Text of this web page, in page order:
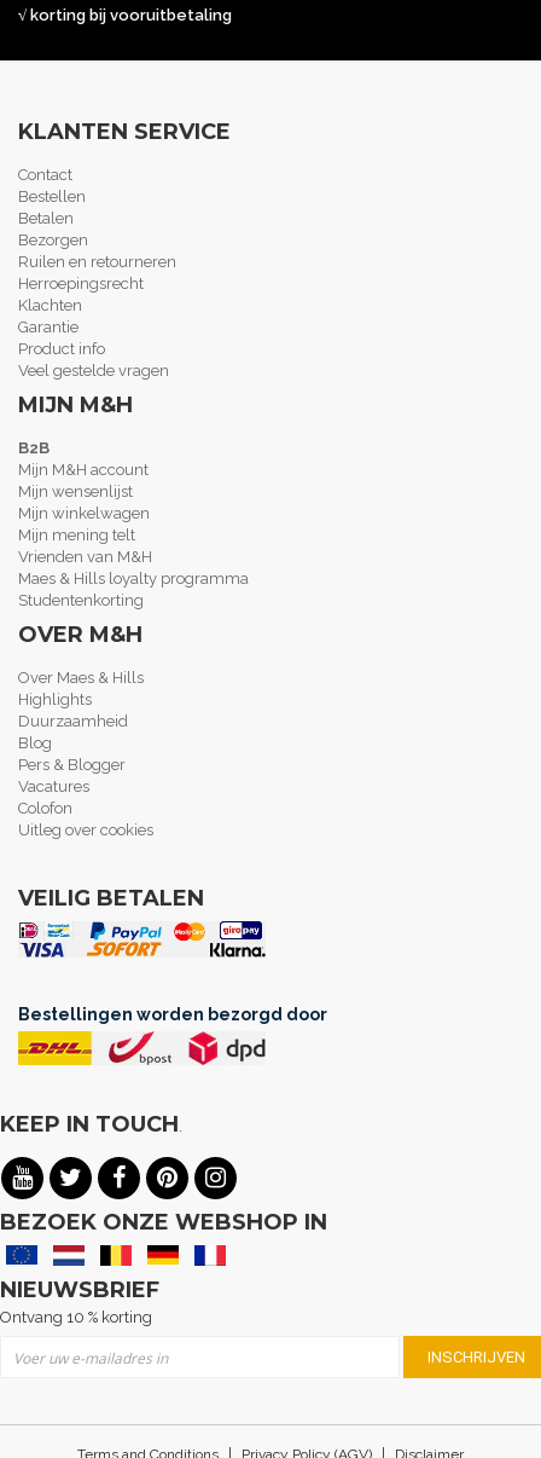
√ korting bij vooruitbetaling
KLANTEN SERVICE
Contact
Bestellen
Betalen
Bezorgen
Ruilen en retourneren
Herroepingsrecht
Klachten
Garantie
Product info
Veel gestelde vragen
MIJN M&H
B2B
Mijn M&H account
Mijn wensenlijst
Mijn winkelwagen
Mijn mening telt
Vrienden van M&H
Maes & Hills loyalty programma
Studentenkorting
OVER M&H
Over Maes & Hills
Highlights
Duurzaamheid
Blog
Pers & Blogger
Vacatures
Colofon
Uitleg over cookies
VEILIG BETALEN
Bestellingen worden bezorgd door
KEEP IN TOUCH.
BEZOEK ONZE WEBSHOP IN
NIEUWSBRIEF
Ontvang 10 % korting
INSCHRIJVEN